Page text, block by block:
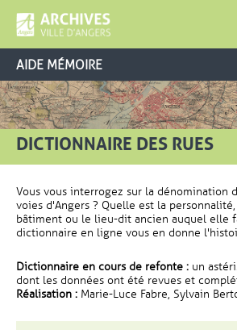
AIDE MÉMOIRE
DICTIONNAIRE DES RUES
Vous vous interrogez sur la dénomination
voies d'Angers ? Quelle est la
bâtiment ou le lieu-dit ancien auquel elle
dictionnaire en ligne vous en donne
Dictionnaire en cours de refonte : un
dont les données ont été revues et
Réalisation : Marie-Luce Fabre, Sylvain